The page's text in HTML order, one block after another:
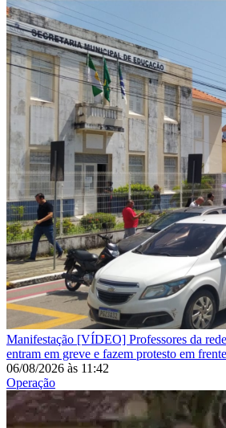
Manifestação [VÍDEO] Professores da
entram em greve e fazem protesto em
06/08/2026 às 11:42
Operação